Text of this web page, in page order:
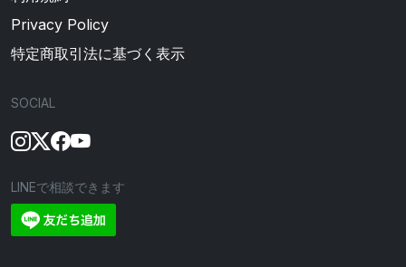
Privacy Policy
特定商取引法に基づく表示
SOCIAL
LINEで相談できます